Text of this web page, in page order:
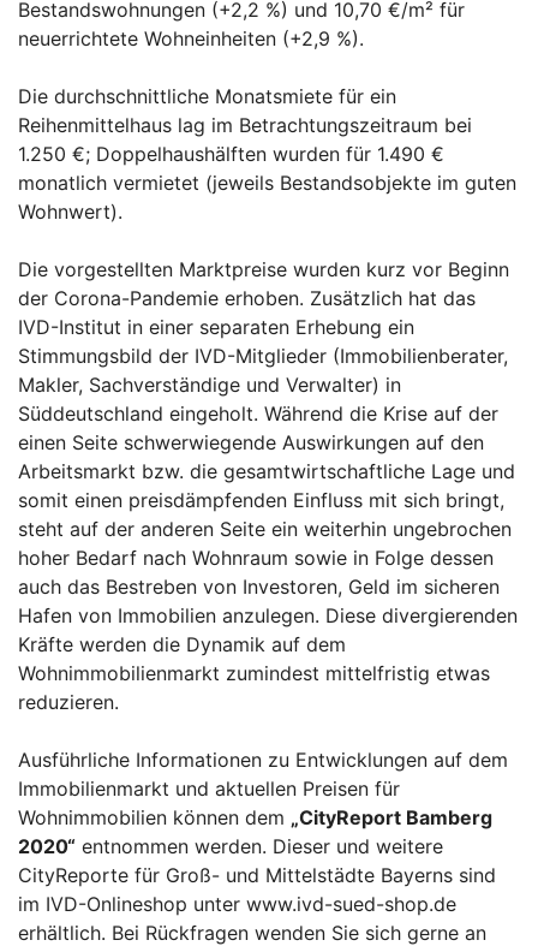
Bestandswohnungen (+2,2 %) und 10,70 €/m² für
neuerrichtete Wohneinheiten (+2,9 %).
Die durchschnittliche Monatsmiete für ein
Reihenmittelhaus lag im Betrachtungszeitraum bei
1.250 €; Doppelhaushälften wurden für 1.490 €
monatlich vermietet (jeweils Bestandsobjekte im guten
Wohnwert).
Die vorgestellten Marktpreise wurden kurz vor Beginn
der Corona-Pandemie erhoben. Zusätzlich hat das
IVD-Institut in einer separaten Erhebung ein
Stimmungsbild der IVD-Mitglieder (Immobilienberater,
Makler, Sachverständige und Verwalter) in
Süddeutschland eingeholt. Während die Krise auf der
einen Seite schwerwiegende Auswirkungen auf den
Arbeitsmarkt bzw. die gesamtwirtschaftliche Lage und
somit einen preisdämpfenden Einfluss mit sich bringt,
steht auf der anderen Seite ein weiterhin ungebrochen
hoher Bedarf nach Wohnraum sowie in Folge dessen
auch das Bestreben von Investoren, Geld im sicheren
Hafen von Immobilien anzulegen. Diese divergierenden
Kräfte werden die Dynamik auf dem
Wohnimmobilienmarkt zumindest mittelfristig etwas
reduzieren.
Ausführliche Informationen zu Entwicklungen auf dem
Immobilienmarkt und aktuellen Preisen für
Wohnimmobilien können dem „CityReport Bamberg
2020“ entnommen werden. Dieser und weitere
CityReporte für Groß- und Mittelstädte Bayerns sind
im IVD-Onlineshop unter www.ivd-sued-shop.de
erhältlich. Bei Rückfragen wenden Sie sich gerne an